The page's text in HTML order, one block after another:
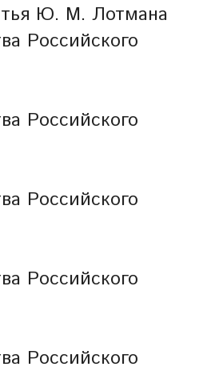
Ю. М. Лотмана
Российского
Российского
Российского
Российского
Российского